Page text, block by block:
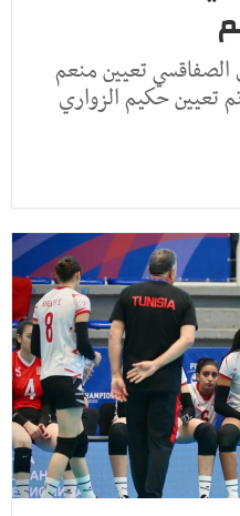
الصفاقسي تعيين منعم
تعيين حكيم الزواري